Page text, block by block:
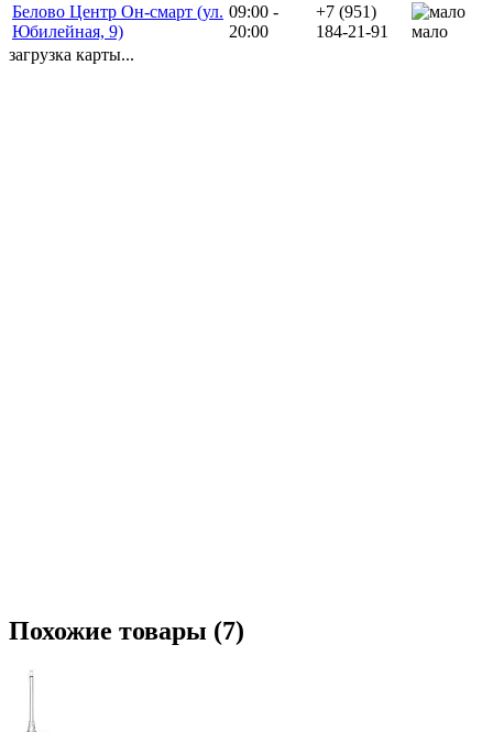
Белово Центр Он-смарт (ул.
Юбилейная, 9)
09:00 -
20:00
+7 (951)
184-21-91
мало
загрузка карты...
Похожие товары (7)